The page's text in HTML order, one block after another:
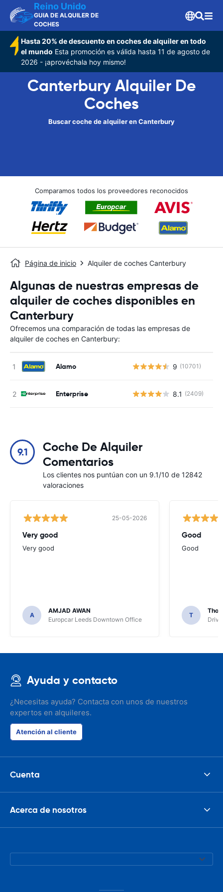
Reino Unido
GUIA DE ALQUILER DE
COCHES
Hasta 20% de descuento en coches de alquiler en todo
el mundo Esta promoción es válida hasta 11 de agosto de
2026 - ¡aprovéchala hoy mismo!
Canterbury Alquiler De
Coches
Buscar coche de alquiler en Canterbury
Comparamos todos los proveedores reconocidos
Página de inicio Alquiler de coches Canterbury
Algunas de nuestras empresas de
alquiler de coches disponibles en
Canterbury
Ofrecemos una comparación de todas las empresas de
alquiler de coches en Canterbury:
Alamo 9 (10701)
Enterprise 8.1 (2409)
9.1
Coche De Alquiler
Comentarios
Los clientes nos puntúan con un 9.1/10 de 12842
valoraciones
25-05-2026
Very good
Very good
A
AMJAD AWAN
Europcar Leeds Downtown Office
Good
Good
T
Ayuda y contacto
¿Necesitas ayuda? Contacta con unos de nuestros
expertos en alquileres.
Atención al cliente
Cuenta
Acerca de nosotros